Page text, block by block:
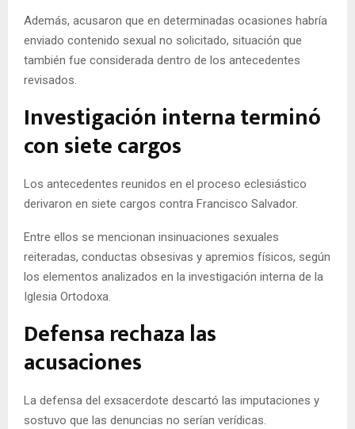
Además, acusaron que en determinadas ocasiones habría
enviado contenido sexual no solicitado, situación que
también fue considerada dentro de los antecedentes
revisados.
Investigación interna terminó
con siete cargos
Los antecedentes reunidos en el proceso eclesiástico
derivaron en siete cargos contra Francisco Salvador.
Entre ellos se mencionan insinuaciones sexuales
reiteradas, conductas obsesivas y apremios físicos, según
los elementos analizados en la investigación interna de la
Iglesia Ortodoxa.
Defensa rechaza las
acusaciones
La defensa del exsacerdote descartó las imputaciones y
sostuvo que las denuncias no serían verídicas.